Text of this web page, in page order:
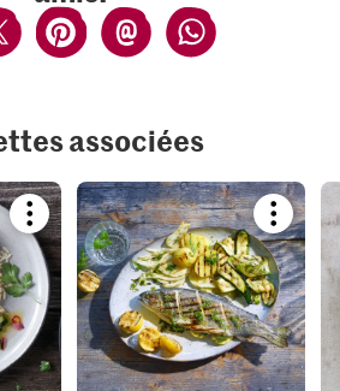
associées
Bookmark
recipe
or
add
it
to
your
collections.
recipe
or
add
it
to
your